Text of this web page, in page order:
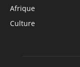
Afrique
Culture